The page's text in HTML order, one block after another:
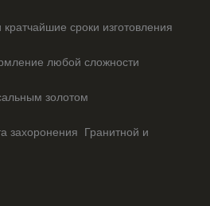
сроки изготовления
любой сложности
золотом
захоронения Гранитной и